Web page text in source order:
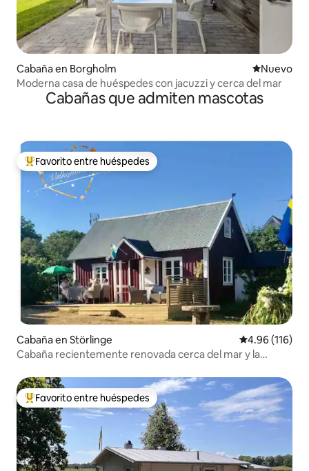
Cabaña en Borgholm Nuevo
Nuevo
Moderna casa de huéspedes con jacuzzi y cerca del mar
Cabañas que admiten mascotas
De los mejores en Favorito entre huéspedes
Favorito entre huéspedes
Cabaña en Störlinge Calificación
4.96 (116)
Cabaña recientemente renovada cerca del mar y la
De los mejores en Favorito entre huéspedes
Favorito entre huéspedes